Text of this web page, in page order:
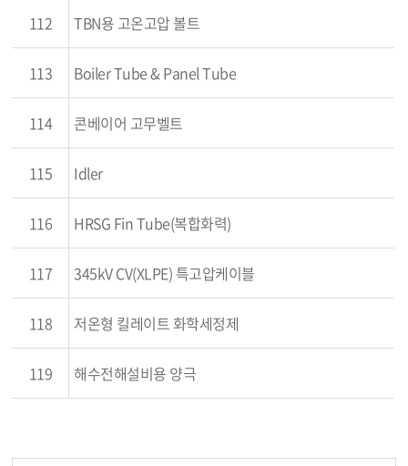
112 TBN용 고온고압 볼트
113 Boiler Tube & Panel Tube
114 콘베이어 고무벨트
115 Idler
116 HRSG Fin Tube(복합화력)
117 345kV CV(XLPE) 특고압케이블
118 저온형 킬레이트 화학세정제
119 해수전해설비용 양극